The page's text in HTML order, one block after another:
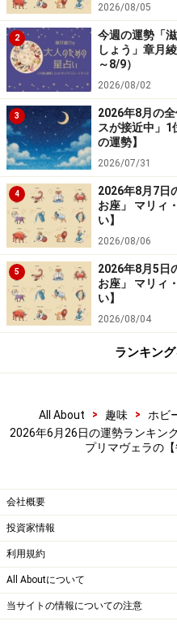
3位：おうし座／
日生まれ）
強運日。何事も真正面か
＞今週の運勢！ 章月綾乃
2位：おとめ座／
日生まれ）
ラッキーチャンスをつかめ
いように。
＞今週の運勢！ 章月綾乃
1位：いて座／射
日生まれ）
嫌いな人にもいいところあ
＞今週の運勢！ 章月綾乃
※記事内容は執筆時点のもので
2026/08/05
2
今週の運勢「
しょう」章月
～8/9）
2026/08/02
3
2026年8月の
スが接近中」1
の運勢】
2026/07/31
4
2026年8月7日
お座」 マリィ
い】
2026/08/06
5
2026年8月5日
お座」 マリィ
い】
2026/08/04
ランキン
All About > 趣味 > ホビ
2026年6月26日の運勢ランキン
プリマヴェラの【
会社概要
投資家情報
利用規約
All Aboutについて
当サイトの情報についての注意